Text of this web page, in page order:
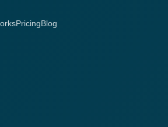
PricingBlog